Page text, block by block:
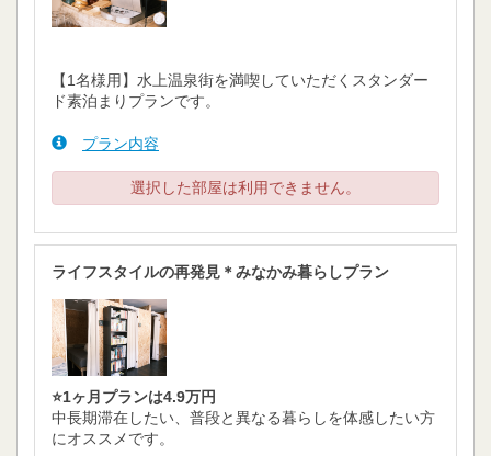
【1名様用】水上温泉街を満喫していただくスタンダー
ド素泊まりプランです。
プラン内容
選択した部屋は利用できません。
ライフスタイルの再発見＊みなかみ暮らしプラン
⭐️1ヶ月プランは4.9万円
中長期滞在したい、普段と異なる暮らしを体感したい方
にオススメです。